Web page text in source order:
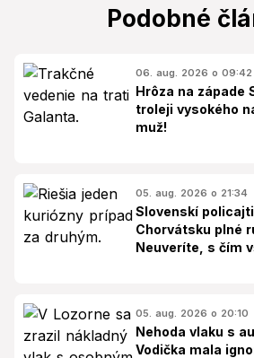
Podobné
06. aug. 2026 o 09:42
Hrôza na západe
troleji vysokého
muž!
05. aug. 2026 o 21:34
Slovenskí
Chorvátsku plné
Neuveríte, s čím
05. aug. 2026 o 20:10
Nehoda vlaku s
Vodička mala